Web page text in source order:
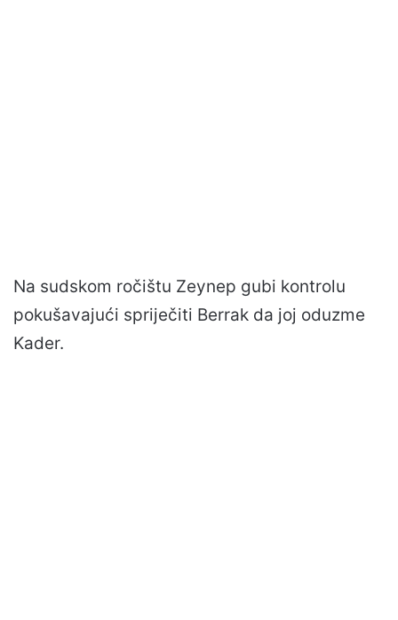
Na sudskom ročištu Zeynep gubi kontrolu
pokušavajući spriječiti Berrak da joj oduzme
Kader.